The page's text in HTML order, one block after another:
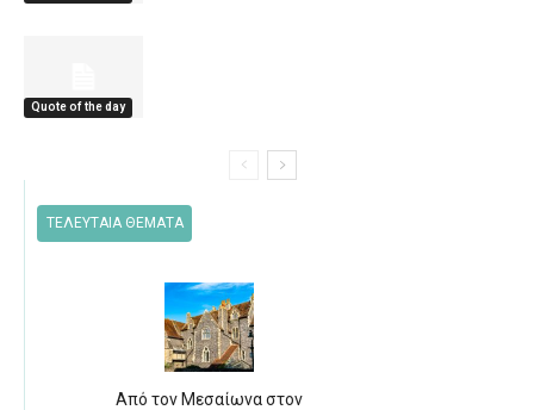
Quote of the day
ΤΕΛΕΥΤΑΙΑ ΘΕΜΑΤΑ
Από τον Μεσαίωνα στον